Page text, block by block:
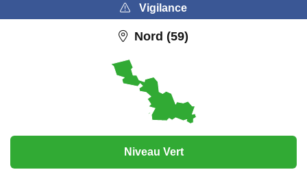
Vigilance
Nord (59)
Niveau Vert